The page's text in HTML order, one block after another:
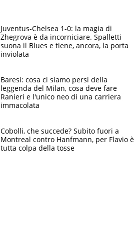
Juventus-Chelsea 1-0: la magia di
Zhegrova è da incorniciare. Spalletti
suona il Blues e tiene, ancora, la porta
inviolata
Baresi: cosa ci siamo persi della
leggenda del Milan, cosa deve fare
Ranieri e l'unico neo di una carriera
immacolata
Cobolli, che succede? Subito fuori a
Montreal contro Hanfmann, per Flavio è
tutta colpa della tosse